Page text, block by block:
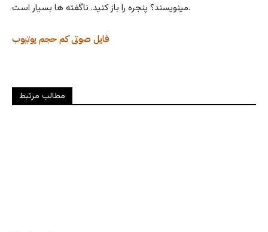
مينويسند؟ پنجره را باز كنيد. ناگفته ها بسيار است.
یوتیوب فایل صوتی کم حجم
مطالب مرتبط